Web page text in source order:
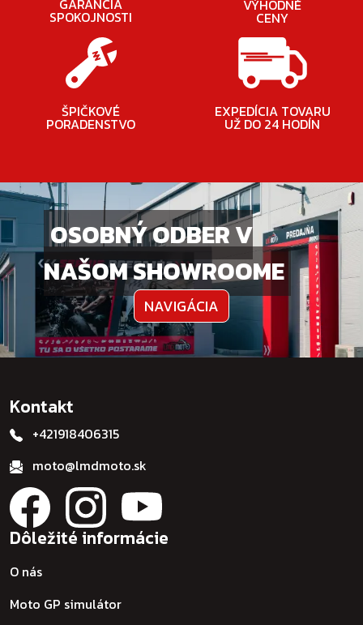
GARANCIA
SPOKOJNOSTI
VÝHODNÉ
CENY
ŠPIČKOVÉ
PORADENSTVO
EXPEDÍCIA TOVARU
UŽ DO 24 HODÍN
OSOBNÝ ODBER V
NAŠOM SHOWROOME
NAVIGÁCIA
Kontakt
+421918406315
moto@lmdmoto.sk
Dôležité informácie
O nás
Moto GP simulátor